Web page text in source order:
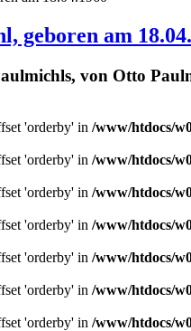
geboren am
von Otto
'orderby' in /www/htdocs/
'orderby' in /www/htdocs/
'orderby' in /www/htdocs/
'orderby' in /www/htdocs/
'orderby' in /www/htdocs/
'orderby' in /www/htdocs/
'orderby' in /www/htdocs/